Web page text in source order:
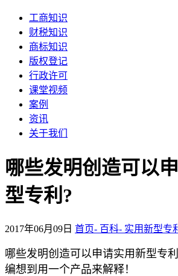
工商知识
财税知识
商标知识
版权登记
行政许可
课堂视频
案例
资讯
关于我们
哪些发明创造可以
型专利?
2017年06月09日 首页- 百科- 实用新型专
哪些发明创造可以申请实用新型专
编想到用一个产品来解释！